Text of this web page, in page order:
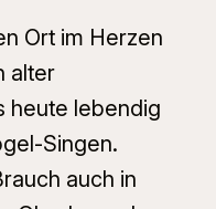
Ort im Herzen
alter
heute lebendig
Singen.
auch in